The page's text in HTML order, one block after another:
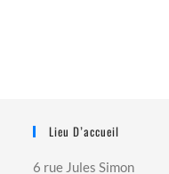
Lieu D’accueil
6 rue Jules Simon